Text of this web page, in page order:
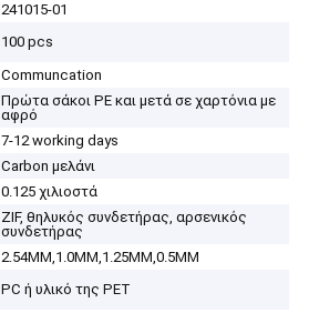
241015-01
100 pcs
Communcation
Πρώτα σάκοι PE και μετά σε χαρτόνια με
αφρό
7-12 working days
Carbon μελάνι
0.125 χιλιοστά
ZIF, θηλυκός συνδετήρας, αρσενικός
συνδετήρας
2.54MM,1.0MM,1.25MM,0.5MM
PC ή υλικό της PET